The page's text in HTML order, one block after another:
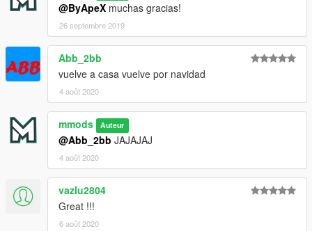
@ByApeX muchas gracias!
26 septembre 2019
Abb_2bb
vuelve a casa vuelve por navidad
4 août 2020
mmods Auteur
@Abb_2bb JAJAJAJ
4 août 2020
vazlu2804
Great !!!
6 août 2020